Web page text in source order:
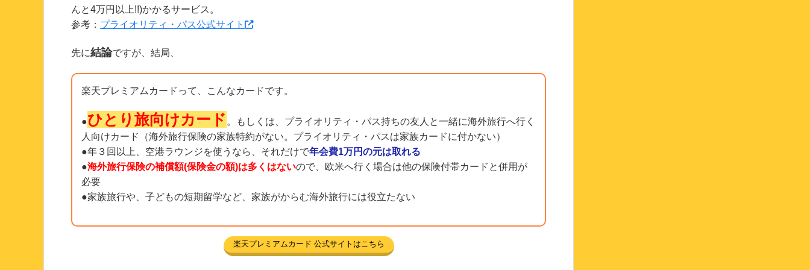
んと4万円以上!!)かかるサービス。
参考： プライオリティ・パス公式サイト
先に結論ですが、結局、
楽天プレミアムカードって、こんなカードです。
●ひとり旅向けカード 。もしくは、プライオリティ・パス持ちの友人と一緒に海外旅行へ行く
人向けカード（海外旅行保険の家族特約がない。プライオリティ・パスは家族カードに付かない）
●年３回以上、空港ラウンジを使うなら、それだけで年会費1万円の元は取れる
●海外旅行保険の補償額(保険金の額)は多くはないので、欧米へ行く場合は他の保険付帯カードと併用が
必要
●家族旅行や、子どもの短期留学など、家族がからむ海外旅行には役立たない
楽天プレミアムカード 公式サイトはこちら